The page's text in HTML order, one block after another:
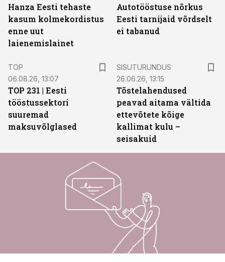
Hanza Eesti tehaste
kasum kolmekordistus
enne uut
laienemislainet
Autotööstuse nõrkus
Eesti tarnijaid võrdselt
ei tabanud
TOP
06.08.26, 13:07
TOP 231 | Eesti
tööstussektori
suuremad
maksuvõlglased
SISUTURUNDUS
26.06.26, 13:15
Tõstelahendused
peavad aitama vältida
ettevõtete kõige
kallimat kulu –
seisakuid